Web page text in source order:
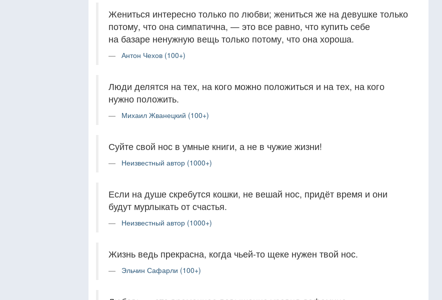
Жениться интересно только по любви; жениться же на девушке только
потому, что она симпатична, — это все равно, что купить себе
на базаре ненужную вещь только потому, что она хороша.
Антон Чехов (100+)
Люди делятся на тех, на кого можно положиться и на тех, на кого
нужно положить.
Михаил Жванецкий (100+)
Суйте свой нос в умные книги, а не в чужие жизни!
Неизвестный автор (1000+)
Если на душе скребутся кошки, не вешай нос, придёт время и они
будут мурлыкать от счастья.
Неизвестный автор (1000+)
Жизнь ведь прекрасна, когда чьей-то щеке нужен твой нос.
Эльчин Сафарли (100+)